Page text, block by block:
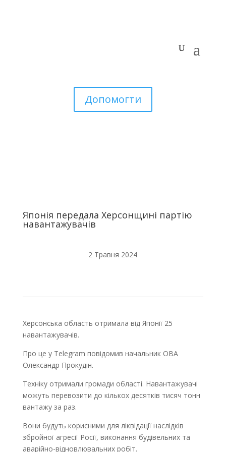
Допомогти
Японія передала Херсонщині партію
навантажувачів
2 Травня 2024
Херсонська область отримала від Японії 25
навантажувачів.
Про це у Telegram повідомив начальник ОВА
Олександр Прокудін.
Техніку отримали громади області. Навантажувачі
можуть перевозити до кількох десятків тисяч тонн
вантажу за раз.
Вони будуть корисними для ліквідації наслідків
збройної агресії Росії, виконання будівельних та
аварійно-відновлювальних робіт.